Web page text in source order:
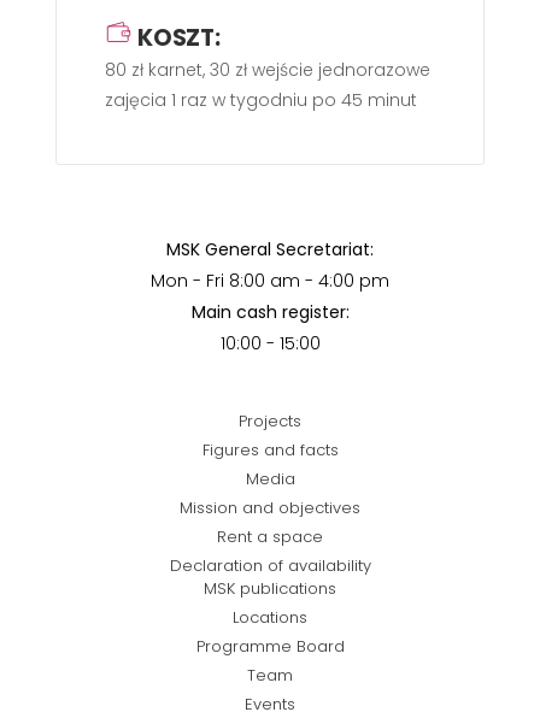
KOSZT:
80 zł karnet, 30 zł wejście jednorazowe
zajęcia 1 raz w tygodniu po 45 minut
MSK General Secretariat:
Mon - Fri 8:00 am - 4:00 pm
Main cash register:
10:00 - 15:00
Projects
Figures and facts
Media
Mission and objectives
Rent a space
Declaration of availability
MSK publications
Locations
Programme Board
Team
Events